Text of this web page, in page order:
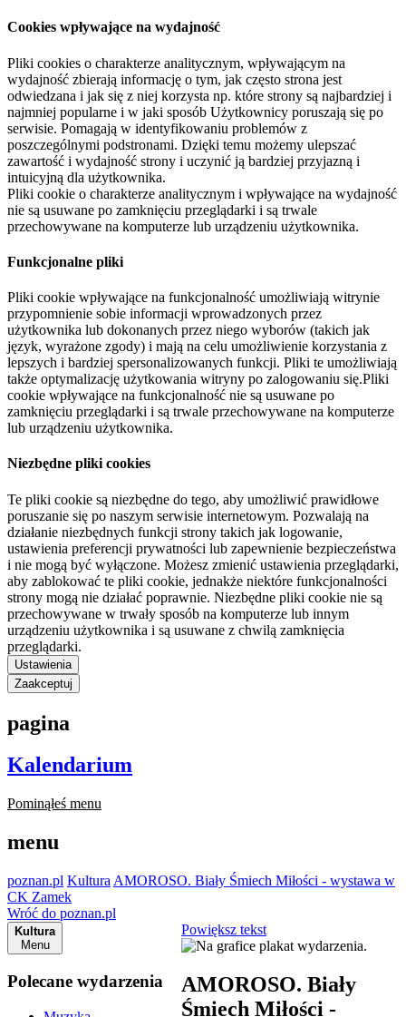
Cookies wpływające na wydajność
Pliki cookies o charakterze analitycznym, wpływającym na
wydajność zbierają informację o tym, jak często strona jest
odwiedzana i jak się z niej korzysta np. które strony są najbardziej i
najmniej popularne i w jaki sposób Użytkownicy poruszają się po
serwisie. Pomagają w identyfikowaniu problemów z
poszczególnymi podstronami. Dzięki temu możemy ulepszać
zawartość i wydajność strony i uczynić ją bardziej przyjazną i
intuicyjną dla użytkownika.
Pliki cookie o charakterze analitycznym i wpływające na wydajność
nie są usuwane po zamknięciu przeglądarki i są trwale
przechowywane na komputerze lub urządzeniu użytkownika.
Funkcjonalne pliki
Pliki cookie wpływające na funkcjonalność umożliwiają witrynie
przypomnienie sobie informacji wprowadzonych przez
użytkownika lub dokonanych przez niego wyborów (takich jak
język, wyrażone zgody) i mają na celu umożliwienie korzystania z
lepszych i bardziej spersonalizowanych funkcji. Pliki te umożliwiają
także optymalizację użytkowania witryny po zalogowaniu się.Pliki
cookie wpływające na funkcjonalność nie są usuwane po
zamknięciu przeglądarki i są trwale przechowywane na komputerze
lub urządzeniu użytkownika.
Niezbędne pliki cookies
Te pliki cookie są niezbędne do tego, aby umożliwić prawidłowe
poruszanie się po naszym serwisie internetowym. Pozwalają na
działanie niezbędnych funkcji strony takich jak logowanie,
ustawienia preferencji prywatności lub zapewnienie bezpieczeństwa
i nie mogą być wyłączone. Możesz zmienić ustawienia przeglądarki,
aby zablokować te pliki cookie, jednakże niektóre funkcjonalności
strony mogą nie działać poprawnie. Niezbędne pliki cookie nie są
przechowywane w trwały sposób na komputerze lub innym
urządzeniu użytkownika i są usuwane z chwilą zamknięcia
przeglądarki.
Ustawienia
Zaakceptuj
pagina
Kalendarium
Pominąłeś menu
menu
poznan.pl Kultura AMOROSO. Biały Śmiech Miłości - wystawa w
CK Zamek
Wróć do poznan.pl
Kultura
Menu
Polecane wydarzenia
Powiększ tekst
AMOROSO. Biały
Śmiech Miłości -